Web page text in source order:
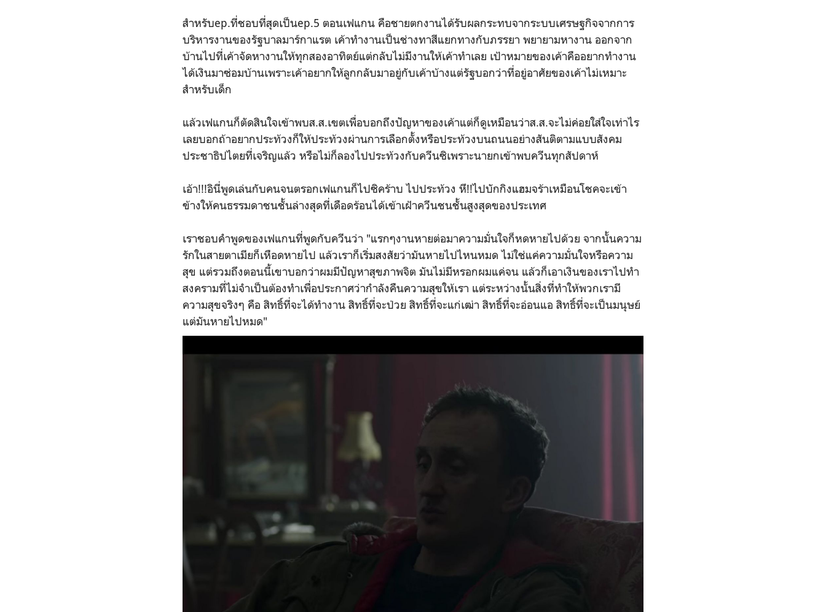
สำหรับep.ที่ชอบที่สุดเป็นep.5 ตอนเฟแกน คือชายตกงานได้รับผลกระทบจากระบบเศรษฐกิจจากการ
บริหารงานของรัฐบาลมาร์กาแรต เค้าทำงานเป็นช่างทาสีแยกทางกับภรรยา พยายามหางาน ออกจาก
บ้านไปที่เค้าจัดหางานให้ทุกสองอาทิตย์แต่กลับไม่มีงานให้เค้าทำเลย เป้าหมายของเค้าคืออยากทำงาน
ได้เงินมาซ่อมบ้านเพราะเค้าอยากให้ลูกกลับมาอยู่กับเค้าบ้างแต่รัฐบอกว่าที่อยู่อาศัยของเค้าไม่เหมาะ
สำหรับเด็ก
แล้วเฟแกนก็ตัดสินใจเข้าพบส.ส.เขตเพื่อบอกถึงปัญหาของเค้าแต่ก็ดูเหมือนว่าส.ส.จะไม่ค่อยใส่ใจเท่าไร
เลยบอกถ้าอยากประท้วงก็ให้ประท้วงผ่านการเลือกตั้งหรือประท้วงบนถนนอย่างสันติตามแบบสังคม
ประชาธิปไตยที่เจริญแล้ว หรือไม่ก็ลองไปประท้วงกับควีนซิเพราะนายกเข้าพบควีนทุกสัปดาห์
เอ้า!!!อินี่พูดเล่นกับคนจนตรอกเฟแกนก็ไปซิคร้าบ ไปประท้วง หึ!!ไปบักกิงแฮมจร้าเหมือนโชคจะเข้า
ข้างให้คนธรรมดาชนชั้นล่างสุดที่เดือดร้อนได้เข้าเฝ้าควีนชนชั้นสูงสุดของประเทศ
เราชอบคำพูดของเฟแกนที่พูดกับควีนว่า "แรกๆงานหายต่อมาความมั่นใจก็หดหายไปด้วย จากนั้นความ
รักในสายตาเมียก็เหือดหายไป แล้วเราก็เริ่มสงสัยว่ามันหายไปไหนหมด ไม่ใช่แค่ความมั่นใจหรือความ
สุข แต่รวมถึงตอนนี้เขาบอกว่าผมมีปัญหาสุขภาพจิต มันไม่มีหรอกผมแค่จน แล้วก็เอาเงินของเราไปทำ
สงครามที่ไม่จำเป็นต้องทำเพื่อประกาศว่ากำลังคืนความสุขให้เรา แต่ระหว่างนั้นสิ่งที่ทำให้พวกเรามี
ความสุขจริงๆ คือ สิทธิ์ที่จะได้ทำงาน สิทธิ์ที่จะป่วย สิทธิ์ที่จะแก่เฒ่า สิทธิ์ที่จะอ่อนแอ สิทธิ์ที่จะเป็นมนุษย์
แต่มันหายไปหมด"